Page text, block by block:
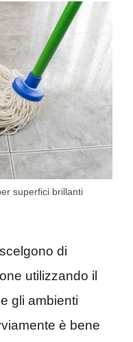
superfici brillanti
di
utilizzando il
gli ambienti
è bene